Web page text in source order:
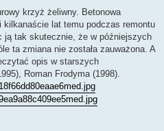
krzyż żeliwny. Betonowa
kilkanaście lat temu podczas remontu
ją tak skutecznie, że w późniejszych
ta zmiana nie została zauważona. A
opis w starszych
Roman Frodyma (1998).